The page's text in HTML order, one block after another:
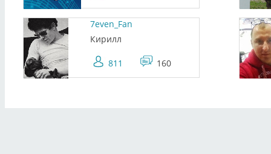
7even_Fan
Кирилл
811 160